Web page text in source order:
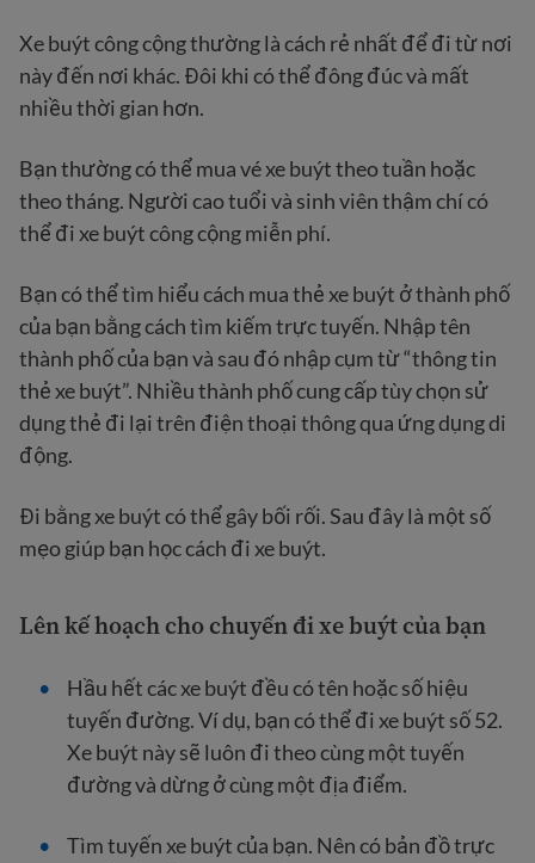
Xe buýt công cộng thường là cách rẻ nhất để đi từ nơi
này đến nơi khác. Đôi khi có thể đông đúc và mất
nhiều thời gian hơn.
Bạn thường có thể mua vé xe buýt theo tuần hoặc
theo tháng. Người cao tuổi và sinh viên thậm chí có
thể đi xe buýt công cộng miễn phí.
Bạn có thể tìm hiểu cách mua thẻ xe buýt ở thành phố
của bạn bằng cách tìm kiếm trực tuyến. Nhập tên
thành phố của bạn và sau đó nhập cụm từ “thông tin
thẻ xe buýt”. Nhiều thành phố cung cấp tùy chọn sử
dụng thẻ đi lại trên điện thoại thông qua ứng dụng di
động.
Đi bằng xe buýt có thể gây bối rối. Sau đây là một số
mẹo giúp bạn học cách đi xe buýt.
Lên kế hoạch cho chuyến đi xe buýt của bạn
Hầu hết các xe buýt đều có tên hoặc số hiệu
tuyến đường. Ví dụ, bạn có thể đi xe buýt số 52.
Xe buýt này sẽ luôn đi theo cùng một tuyến
đường và dừng ở cùng một địa điểm.
Tìm tuyến xe buýt của bạn. Nên có bản đồ trực